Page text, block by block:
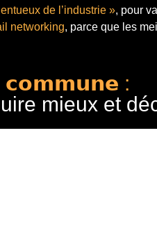
de l’industrie », pour
networking, parce que les
𝗰𝗼𝗺𝗺𝘂𝗻𝗲 :
mieux et